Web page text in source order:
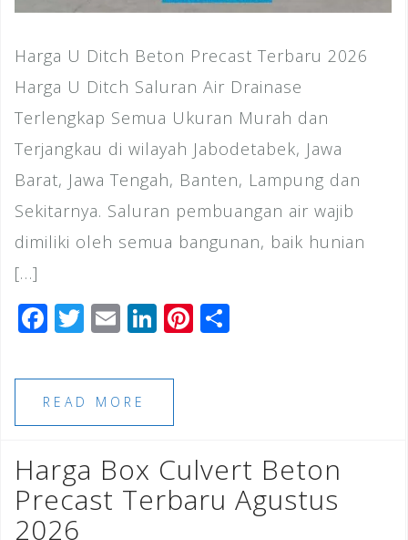
Harga U Ditch Beton Precast Terbaru 2026
Harga U Ditch Saluran Air Drainase
Terlengkap Semua Ukuran Murah dan
Terjangkau di wilayah Jabodetabek, Jawa
Barat, Jawa Tengah, Banten, Lampung dan
Sekitarnya. Saluran pembuangan air wajib
dimiliki oleh semua bangunan, baik hunian
[…]
F
c
e
b
o
o
k
T
tt
e
r
E
ai
l
Li
k
dI
n
Pi
st
READ MORE
Harga Box Culvert Beton
Precast Terbaru Agustus
2026